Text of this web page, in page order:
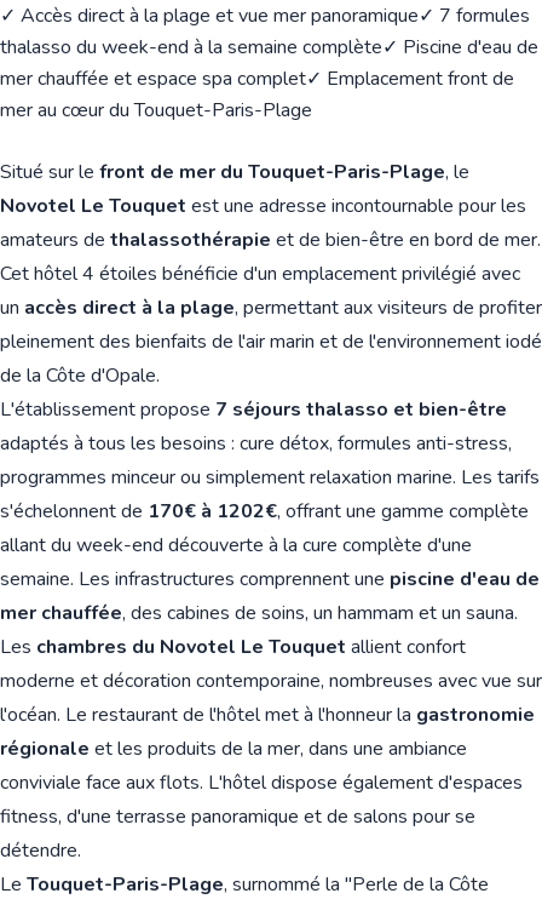
✓ Accès direct à la plage et vue mer panoramique✓ 7 formules
thalasso du week-end à la semaine complète✓ Piscine d'eau de
mer chauffée et espace spa complet✓ Emplacement front de
mer au cœur du Touquet-Paris-Plage
Situé sur le front de mer du Touquet-Paris-Plage, le
Novotel Le Touquet est une adresse incontournable pour les
amateurs de thalassothérapie et de bien-être en bord de mer.
Cet hôtel 4 étoiles bénéficie d'un emplacement privilégié avec
un accès direct à la plage, permettant aux visiteurs de profiter
pleinement des bienfaits de l'air marin et de l'environnement iodé
de la Côte d'Opale.
L'établissement propose 7 séjours thalasso et bien-être
adaptés à tous les besoins : cure détox, formules anti-stress,
programmes minceur ou simplement relaxation marine. Les tarifs
s'échelonnent de 170€ à 1202€, offrant une gamme complète
allant du week-end découverte à la cure complète d'une
semaine. Les infrastructures comprennent une piscine d'eau de
mer chauffée, des cabines de soins, un hammam et un sauna.
Les chambres du Novotel Le Touquet allient confort
moderne et décoration contemporaine, nombreuses avec vue sur
l'océan. Le restaurant de l'hôtel met à l'honneur la gastronomie
régionale et les produits de la mer, dans une ambiance
conviviale face aux flots. L'hôtel dispose également d'espaces
fitness, d'une terrasse panoramique et de salons pour se
détendre.
Le Touquet-Paris-Plage, surnommé la "Perle de la Côte